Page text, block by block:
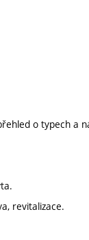
o typech a
revitalizace.